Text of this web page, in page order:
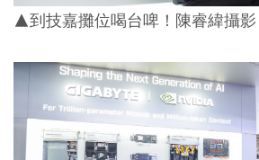
▲到技嘉攤位喝台啤！陳睿緯攝影